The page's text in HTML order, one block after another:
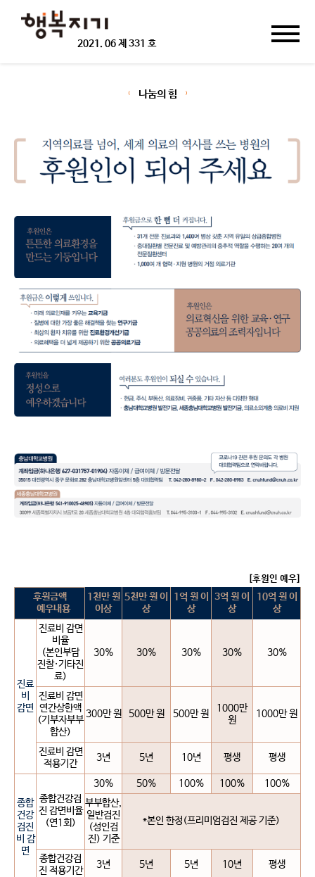
2021. 06 제 331 호
나눔의 힘
[후원인 예우]
후원금액
예우내용
1천만 원
이상
5천만 원 이
상
1억 원 이
상
3억 원 이
상
10억 원 이
상
진료
비
감면
진료비 감면
비율
(본인부담
진찰·기타진
료)
30% 30% 30% 30% 30%
진료비 감면
연간상한액
(기부자부부
합산)
300만 원 500만 원 500만 원
1000만
원
1000만 원
진료비 감면
적용기간
3년 5년 10년 평생 평생
종합
건강
검진
비 감
면
종합건강검
진 감면비율
(연1회)
30% 50% 100% 100%
100%
부부합산,
일반검진
(성인검
진) 기준
*본인 한정(프리미엄검진 제공 기준)
종합건강검
진 적용기간
3년 5년 5년 10년 평생